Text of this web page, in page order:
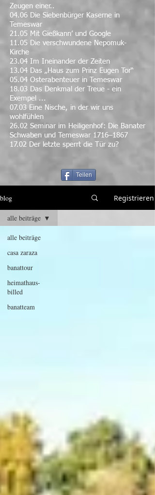
Zeugen einer..
04.06 Die Siebenbürger Kaserne in
Temeswar
21.05 Mit Gießkann’ und Google
11.05 Die verschwundene Nepomuk-
Kirche
23.04 Im Ineinander der Zeiten
13.04 Das „Haus zum Prinz Eugen Tor“
05.04 Osterabenteuer in Temeswar
18.03 Das Denkmal der Treue - ein
Exempel ...
07.03 Eine Nische, in der wir uns
wohlfühlen
26.02 Seminar im Heiligenhof: Die Banater
Schwaben und Temeswar 1716–1867
17.02 Der letzte sperrt die Tür zu?
Teilen
blog Registrieren
alle beiträge
casa zaraza
banattour
heimathaus-
billed
banatteam
alle beiträge